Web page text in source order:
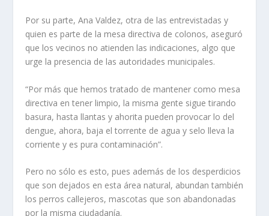
Por su parte, Ana Valdez, otra de las entrevistadas y
quien es parte de la mesa di­rectiva de colonos, aseguró
que los vecinos no atienden las indicaciones, algo que
urge la presencia de las auto­ridades municipales.
“Por más que hemos tra­tado de mantener como mesa
directiva en tener limpio, la misma gente sigue tirando
basura, hasta llantas y ahorita pueden provocar lo del
den­gue, ahora, baja el torrente de agua y selo lleva la
corriente y es pura contaminación”.
Pero no sólo es esto, pues además de los desperdicios
que son dejados en esta área natural, abundan también
los perros callejeros, mascotas que son abandonadas
por la misma ciudadanía.